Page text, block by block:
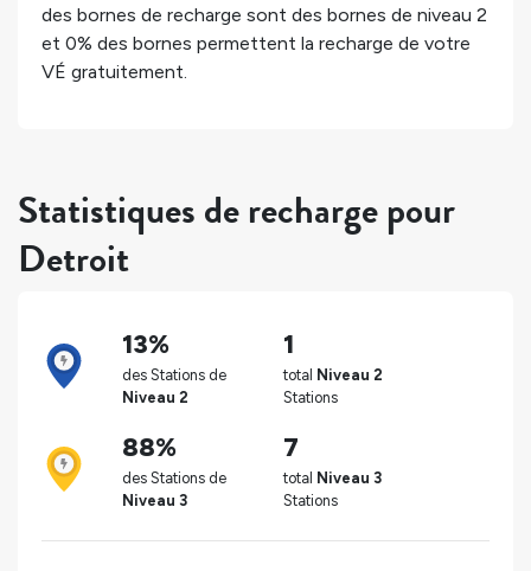
des bornes de recharge sont des bornes de niveau 2
et 0% des bornes permettent la recharge de votre
VÉ gratuitement.
Statistiques de recharge pour
Detroit
13%
des Stations de
Niveau 2
1
total Niveau 2
Stations
88%
des Stations de
Niveau 3
7
total Niveau 3
Stations